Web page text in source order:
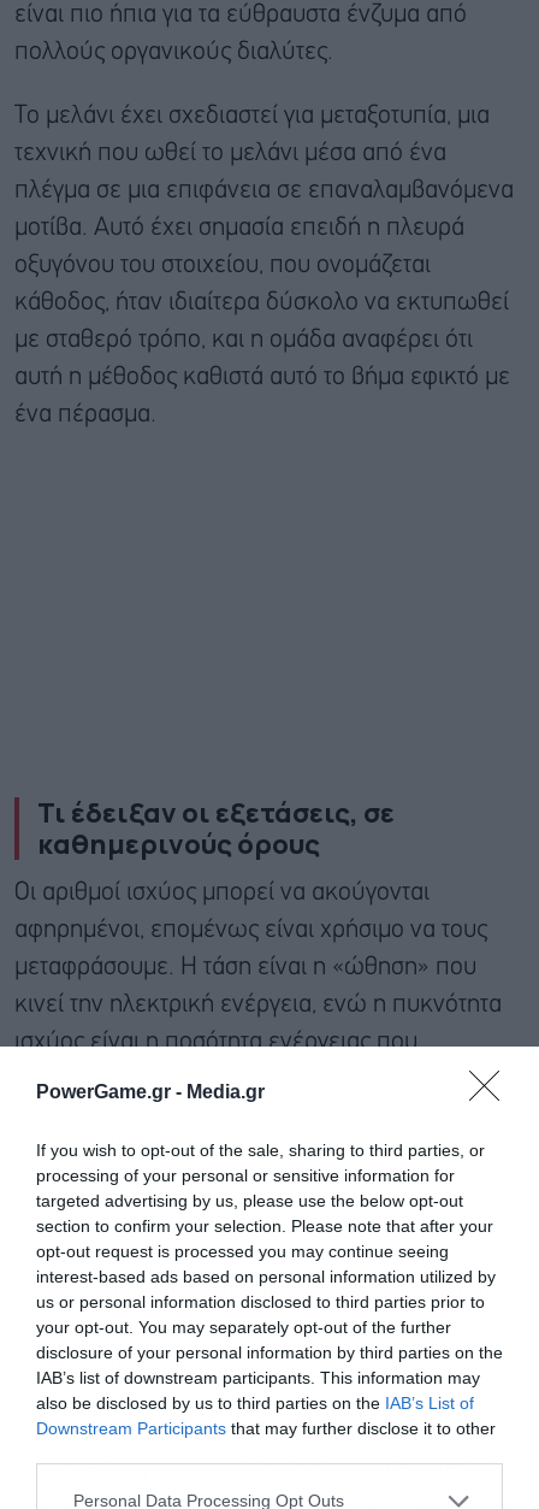
PowerGame.gr - Media.gr
If you wish to opt-out of the sale, sharing to third parties, or
processing of your personal or sensitive information for
targeted advertising by us, please use the below opt-out
section to confirm your selection. Please note that after your
opt-out request is processed you may continue seeing
interest-based ads based on personal information utilized by
us or personal information disclosed to third parties prior to
your opt-out. You may separately opt-out of the further
disclosure of your personal information by third parties on the
IAB’s list of downstream participants. This information may
also be disclosed by us to third parties on the IAB’s List of
Downstream Participants that may further disclose it to other
Personal Data Processing Opt Outs
είναι πιο ήπια για τα εύθραυστα ένζυμα από
πολλούς οργανικούς διαλύτες.
Το μελάνι έχει σχεδιαστεί για μεταξοτυπία, μια
τεχνική που ωθεί το μελάνι μέσα από ένα
πλέγμα σε μια επιφάνεια σε επαναλαμβανόμενα
μοτίβα. Αυτό έχει σημασία επειδή η πλευρά
οξυγόνου του στοιχείου, που ονομάζεται
κάθοδος, ήταν ιδιαίτερα δύσκολο να εκτυπωθεί
με σταθερό τρόπο, και η ομάδα αναφέρει ότι
αυτή η μέθοδος καθιστά αυτό το βήμα εφικτό με
ένα πέρασμα.
Τι έδειξαν οι εξετάσεις, σε
καθημερινούς όρους
Οι αριθμοί ισχύος μπορεί να ακούγονται
αφηρημένοι, επομένως είναι χρήσιμο να τους
μεταφράσουμε. Η τάση είναι η «ώθηση» που
κινεί την ηλεκτρική ενέργεια, ενώ η πυκνότητα
ισχύος είναι η ποσότητα ενέργειας που
λαμβάνετε για μια δεδομένη περιοχή.
Σε εργαστηριακές δοκιμές, το κύτταρο έφτασε τα
0,63 βολτ και μέγιστη πυκνότητα ισχύος 165
μικροβάτ ανά τετραγωνικό εκατοστό, η οποία
αντιστοιχεί σε περίπου 1,1 μιλιβάτ ανά
τετραγωνική ίντσα, και οι ερευνητές ανέφεραν
καλύτερη σταθερότητα από τις παλαιότερες
επιστρώσεις χύτευσης με σταγόνα.
Ανέφεραν επίσης ότι το έμπλαστρο μπορεί να
μετρήσει το γαλακτικό οξύ σε όλα τα επίπεδα